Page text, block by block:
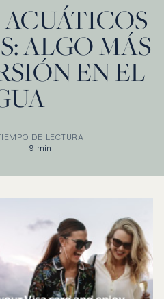
ALGO MÁS
EN EL
DE LECTURA
9 min